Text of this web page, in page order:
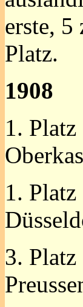
erste,
Platz.
1908
1.
1.
3.